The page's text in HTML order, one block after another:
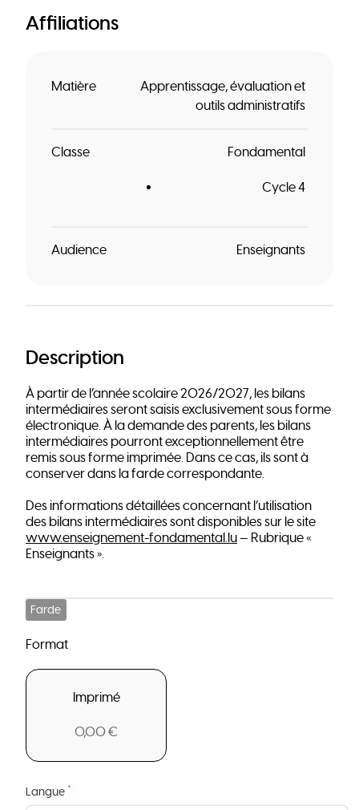
Affiliations
Matière
Apprentissage, évaluation et
outils administratifs
Classe Fondamental
Cycle 4
Audience Enseignants
Description
À partir de l’année scolaire 2026/2027, les bilans
intermédiaires seront saisis exclusivement sous forme
électronique. À la demande des parents, les bilans
intermédiaires pourront exceptionnellement être
remis sous forme imprimée. Dans ce cas, ils sont à
conserver dans la farde correspondante.
Des informations détaillées concernant l’utilisation
des bilans intermédiaires sont disponibles sur le site
www.enseignement-fondamental.lu— Rubrique «
Enseignants ».
Farde
Format
Imprimé
0,00 €
Langue *